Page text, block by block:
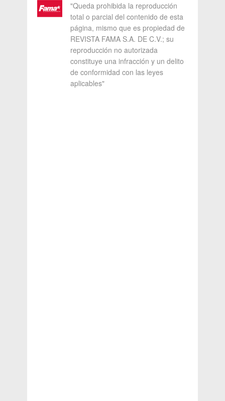
"Queda prohibida la reproducción
total o parcial del contenido de esta
página, mismo que es propiedad de
REVISTA FAMA S.A. DE C.V.; su
reproducción no autorizada
constituye una infracción y un delito
de conformidad con las leyes
aplicables"